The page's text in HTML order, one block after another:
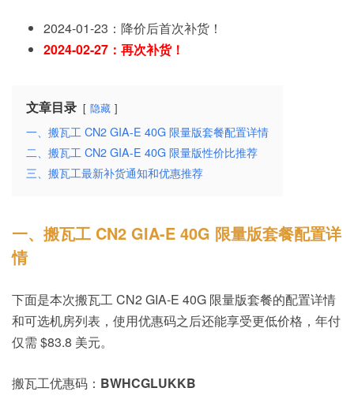
2024-01-23：降价后首次补货！
2024-02-27：再次补货！
文章目录 隐藏
一、搬瓦工 CN2 GIA-E 40G 限量版套餐配置详情
二、搬瓦工 CN2 GIA-E 40G 限量版性价比推荐
三、搬瓦工最新补货通知和优惠推荐
一、搬瓦工 CN2 GIA-E 40G 限量版套餐配置详
情
下面是本次搬瓦工 CN2 GIA-E 40G 限量版套餐的配置详情
和可选机房列表，使用优惠码之后还能享受更低价格，年付
仅需 $83.8 美元。
搬瓦工优惠码： BWHCGLUKKB